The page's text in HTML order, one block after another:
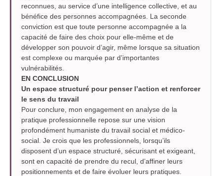
reconnues, au service d’une intelligence collective, et au
bénéfice des personnes accompagnées. La seconde
conviction est que toute personne accompagnée a la
capacité de faire des choix pour elle-même et de
développer son pouvoir d’agir, même lorsque sa situation
est complexe ou marquée par d’importantes
vulnérabilités.
EN CONCLUSION
Un espace structuré pour penser l’action et renforcer
le sens du travail
Pour conclure, mon engagement en analyse de la
pratique professionnelle repose sur une vision
profondément humaniste du travail social et médico-
social. Je crois que les professionnels, lorsqu’ils
disposent d’un espace structuré, sécurisant et exigeant,
sont en capacité de prendre du recul, d’affiner leurs
positionnements et de faire évoluer leurs pratiques.